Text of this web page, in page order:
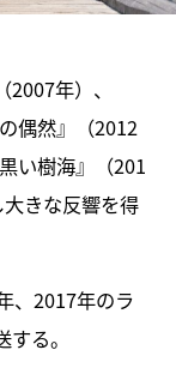
年）、
偶然』（2012
い樹海』（201
きな反響を得
、2017年のラ
る。